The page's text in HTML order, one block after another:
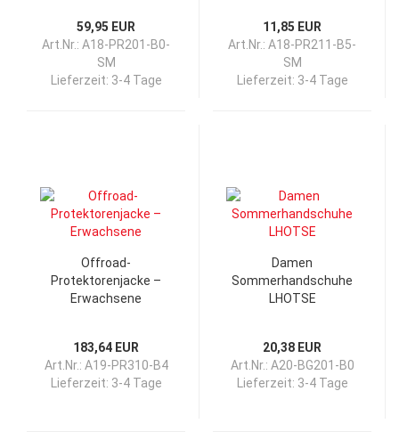
59,95 EUR
Art.Nr.: A18-PR201-B0-
SM
Lieferzeit: 3-4 Tage
11,85 EUR
Art.Nr.: A18-PR211-B5-
SM
Lieferzeit: 3-4 Tage
Offroad-
Protektorenjacke –
Erwachsene
183,64 EUR
Art.Nr.: A19-PR310-B4
Lieferzeit: 3-4 Tage
Damen
Sommerhandschuhe
LHOTSE
20,38 EUR
Art.Nr.: A20-BG201-B0
Lieferzeit: 3-4 Tage